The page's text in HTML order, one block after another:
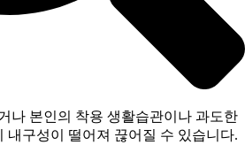
나 본인의 착용 생활습관이나 과도한
내구성이 떨어져 끊어질 수 있습니다.